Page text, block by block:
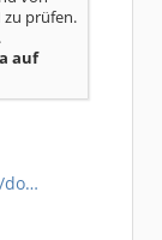
zu prüfen.
auf
do…